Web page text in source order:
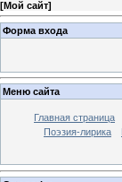
[Мой сайт]
Форма входа
Меню сайта
Главная страница
Поэзия-лирика